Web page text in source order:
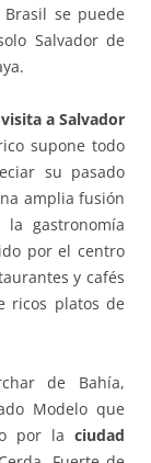
se puede
Salvador de
visita a Salvador
supone todo
su pasado
amplia fusión
gastronomía
por el centro
y cafés
ricos platos de
de Bahía,
Modelo que
por la ciudad